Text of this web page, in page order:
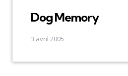
Dog Memory
3 avril 2005